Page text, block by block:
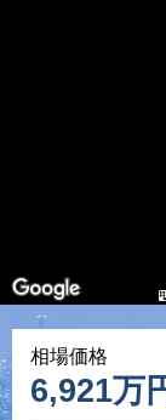
相場価格
6,921万